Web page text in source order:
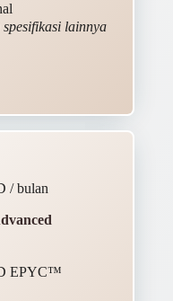
lainnya
/ bulan
EPYC™